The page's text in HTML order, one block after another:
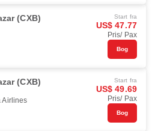
(CXB) Start fra
US$ 47.77
Pris/ Pax
Bog
(CXB)
Airlines
Start fra
US$ 49.69
Pris/ Pax
Bog